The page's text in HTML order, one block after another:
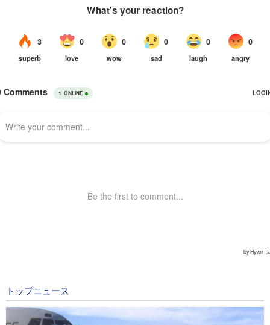
トップニュース